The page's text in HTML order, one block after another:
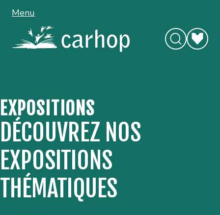
Menu
EXPOSITIONS
DÉCOUVREZ NOS
EXPOSITIONS
THÉMATIQUES